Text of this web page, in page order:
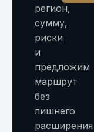
регион,
сумму,
риски
и
предложим
маршрут
без
лишнего
расширения